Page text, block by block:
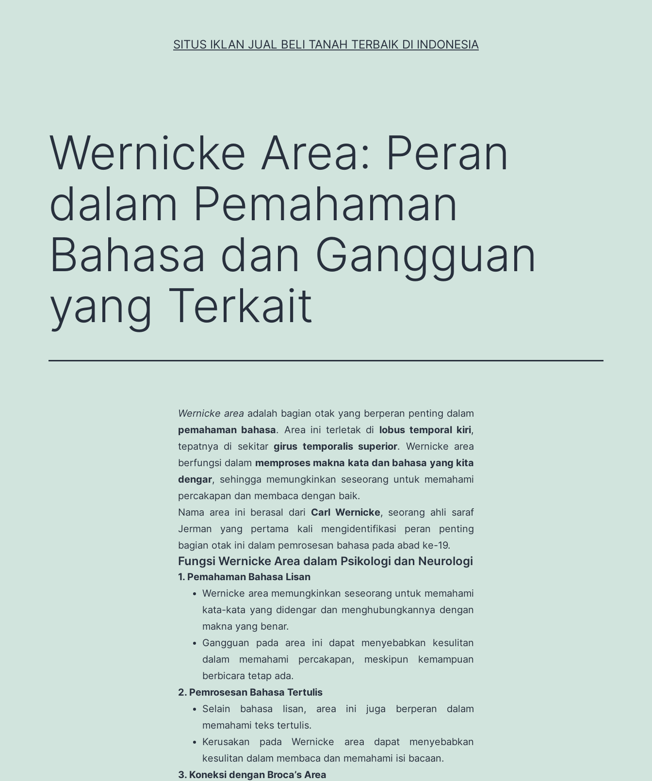
SITUS IKLAN JUAL BELI TANAH TERBAIK DI INDONESIA
Wernicke Area: Peran
dalam Pemahaman
Bahasa dan Gangguan
yang Terkait
Wernicke area adalah bagian otak yang berperan penting dalam
pemahaman bahasa. Area ini terletak di lobus temporal kiri,
tepatnya di sekitargirus temporalis superior. Wernicke area
berfungsi dalam memproses makna kata dan bahasa yang kita
dengar, sehingga memungkinkan seseorang untuk memahami
percakapan dan membaca dengan baik.
Nama area ini berasal dari Carl Wernicke, seorang ahli saraf
Jerman yang pertama kali mengidentifikasi peran penting
bagian otak ini dalam pemrosesan bahasa pada abad ke-19.
Fungsi Wernicke Area dalam Psikologi dan Neurologi
1. Pemahaman Bahasa Lisan
Wernicke area memungkinkan seseorang untuk memahami
kata-kata yang didengar dan menghubungkannya dengan
makna yang benar.
Gangguan pada area ini dapat menyebabkan kesulitan
dalam memahami percakapan, meskipun kemampuan
berbicara tetap ada.
2. Pemrosesan Bahasa Tertulis
Selain bahasa lisan, area ini juga berperan dalam
memahami teks tertulis.
Kerusakan pada Wernicke area dapat menyebabkan
kesulitan dalam membaca dan memahami isi bacaan.
3. Koneksi dengan Broca’s Area